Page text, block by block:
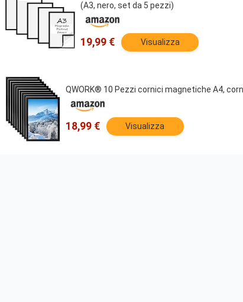
(A3, nero, set da 5 pezzi)
19,99 € Visualizza
QWORK® 10 Pezzi cornici magnetiche A4,
18,99 € Visualizza